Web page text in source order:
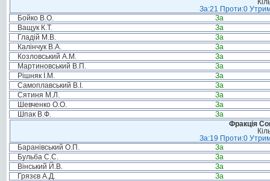
За:21 Проти:0
Бойко В.О.
За
Ващук К.Т.
За
Гладій М.В.
За
Калінчук В.А.
За
Козловський А.М.
За
Мартиновський В.П.
За
Рішняк І.М.
За
Самоплавський В.І.
За
Сятиня М.Л.
За
Шевченко О.О.
За
Шпак В.Ф.
За
Фракція
За:19 Проти:0
Баранівський О.П.
За
Бульба С.С.
За
Вінський Й.В.
За
Грязєв А.Д.
За